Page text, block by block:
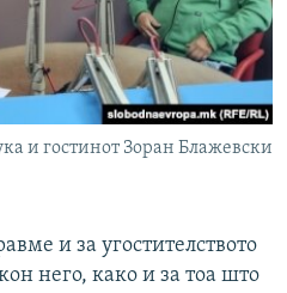
и гостинот Зоран Блажевски
и за угостителството
него, како и за тоа што